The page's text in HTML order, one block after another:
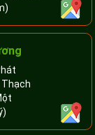
Thạch